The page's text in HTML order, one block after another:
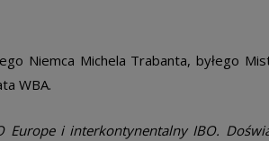
Niemca Michela Trabanta, byłego
WBA.
Europe i interkontynentalny IBO.